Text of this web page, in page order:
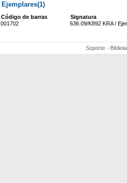
Ejemplares(1)
Código de barras
Signatura
001702
636.09/K892 KRA /
Soporte -